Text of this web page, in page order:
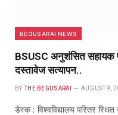
BEGUSARAI NEWS
BSUSC अनुशंसित सहायक
दस्तावेज सत्यापन..
BY THE BEGUSARAI AUGUST 9,
डेस्क : विश्वविद्यालय परिसर